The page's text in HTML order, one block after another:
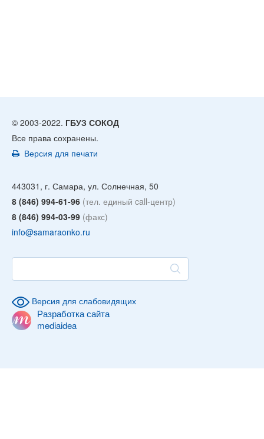
© 2003-2022. ГБУЗ СОКОД
Все права сохранены.
Версия для печати
443031, г. Самара, ул. Солнечная, 50
8 (846) 994-61-96 (тел. единый call-центр)
8 (846) 994-03-99 (факс)
info@samaraonko.ru
Версия для слабовидящих
Разработка сайта
mediaidea